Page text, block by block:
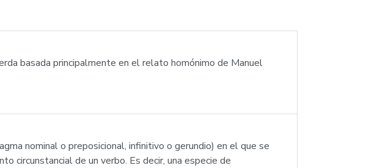
basada principalmente en el relato homónimo de Manuel
nominal o preposicional, infinitivo o gerundio) en el que se
circunstancial de un verbo. Es decir, una especie de